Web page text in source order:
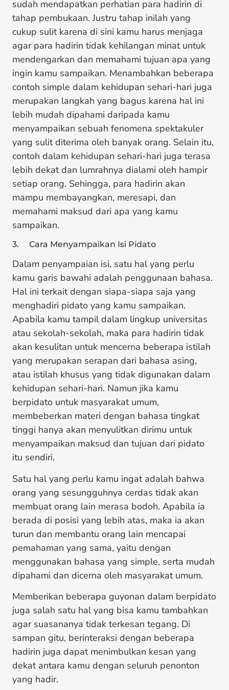
sudah mendapatkan perhatian para hadirin di
tahap pembukaan. Justru tahap inilah yang
cukup sulit karena di sini kamu harus menjaga
agar para hadirin tidak kehilangan minat untuk
mendengarkan dan memahami tujuan apa yang
ingin kamu sampaikan. Menambahkan beberapa
contoh simple dalam kehidupan sehari-hari juga
merupakan langkah yang bagus karena hal ini
lebih mudah dipahami daripada kamu
menyampaikan sebuah fenomena spektakuler
yang sulit diterima oleh banyak orang. Selain itu,
contoh dalam kehidupan sehari-hari juga terasa
lebih dekat dan lumrahnya dialami oleh hampir
setiap orang. Sehingga, para hadirin akan
mampu membayangkan, meresapi, dan
memahami maksud dari apa yang kamu
sampaikan.
3. Cara Menyampaikan Isi Pidato
Dalam penyampaian isi, satu hal yang perlu
kamu garis bawahi adalah penggunaan bahasa.
Hal ini terkait dengan siapa-siapa saja yang
menghadiri pidato yang kamu sampaikan.
Apabila kamu tampil dalam lingkup universitas
atau sekolah-sekolah, maka para hadirin tidak
akan kesulitan untuk mencerna beberapa istilah
yang merupakan serapan dari bahasa asing,
atau istilah khusus yang tidak digunakan dalam
kehidupan sehari-hari. Namun jika kamu
berpidato untuk masyarakat umum,
membeberkan materi dengan bahasa tingkat
tinggi hanya akan menyulitkan dirimu untuk
menyampaikan maksud dan tujuan dari pidato
itu sendiri.
Satu hal yang perlu kamu ingat adalah bahwa
orang yang sesungguhnya cerdas tidak akan
membuat orang lain merasa bodoh. Apabila ia
berada di posisi yang lebih atas, maka ia akan
turun dan membantu orang lain mencapai
pemahaman yang sama, yaitu dengan
menggunakan bahasa yang simple, serta mudah
dipahami dan dicerna oleh masyarakat umum.
Memberikan beberapa guyonan dalam berpidato
juga salah satu hal yang bisa kamu tambahkan
agar suasananya tidak terkesan tegang. Di
sampan gitu, berinteraksi dengan beberapa
hadirin juga dapat menimbulkan kesan yang
dekat antara kamu dengan seluruh penonton
yang hadir.